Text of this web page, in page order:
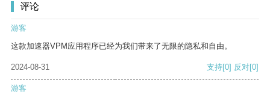
评论
游客
这款加速器VPM应用程序已经为我们带来了无限的隐私和自由。
2024-08-31 支持[0] 反对[0]
游客